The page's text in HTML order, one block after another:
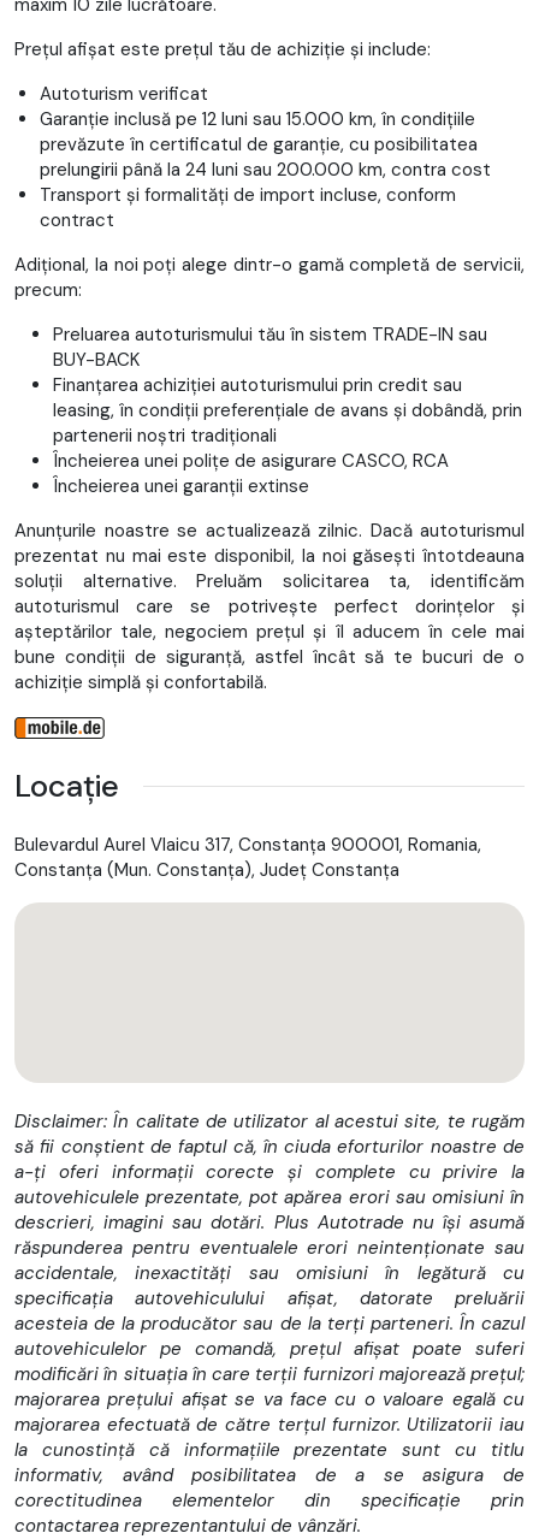
Prețul afișat este prețul tău de achiziție și include:
Autoturism verificat
Garanție inclusă pe 12 luni sau 15.000 km, în condițiile
prevăzute în certificatul de garanție, cu posibilitatea
prelungirii până la 24 luni sau 200.000 km, contra cost
Transport și formalități de import incluse, conform
contract
Adițional, la noi poți alege dintr-o gamă completă de servicii,
precum:
Preluarea autoturismului tău în sistem TRADE-IN sau
BUY-BACK
Finanțarea achiziției autoturismului prin credit sau
leasing, în condiții preferențiale de avans și dobândă, prin
partenerii noștri tradiționali
Încheierea unei polițe de asigurare CASCO, RCA
Încheierea unei garanții extinse
Anunțurile noastre se actualizează zilnic. Dacă autoturismul
prezentat nu mai este disponibil, la noi găsești întotdeauna
soluții alternative. Preluăm solicitarea ta, identificăm
autoturismul care se potrivește perfect dorințelor și
așteptărilor tale, negociem prețul și îl aducem în cele mai
bune condiții de siguranță, astfel încât să te bucuri de o
achiziție simplă și confortabilă.
Locație
Bulevardul Aurel Vlaicu 317, Constanța 900001, Romania,
Constanţa (Mun. Constanţa), Județ Constanţa
Disclaimer: În calitate de utilizator al acestui site, te rugăm
să fii conștient de faptul că, în ciuda eforturilor noastre de
a-ți oferi informații corecte și complete cu privire la
autovehiculele prezentate, pot apărea erori sau omisiuni în
descrieri, imagini sau dotări. Plus Autotrade nu își asumă
răspunderea pentru eventualele erori neintenționate sau
accidentale, inexactități sau omisiuni în legătură cu
specificația autovehiculului afișat, datorate preluării
acesteia de la producător sau de la terți parteneri. În cazul
autovehiculelor pe comandă, prețul afișat poate suferi
modificări în situația în care terții furnizori majorează prețul;
majorarea prețului afișat se va face cu o valoare egală cu
majorarea efectuată de către terțul furnizor. Utilizatorii iau
la cunostință că informațiile prezentate sunt cu titlu
informativ, având posibilitatea de a se asigura de
corectitudinea elementelor din specificație prin
contactarea reprezentantului de vânzări.